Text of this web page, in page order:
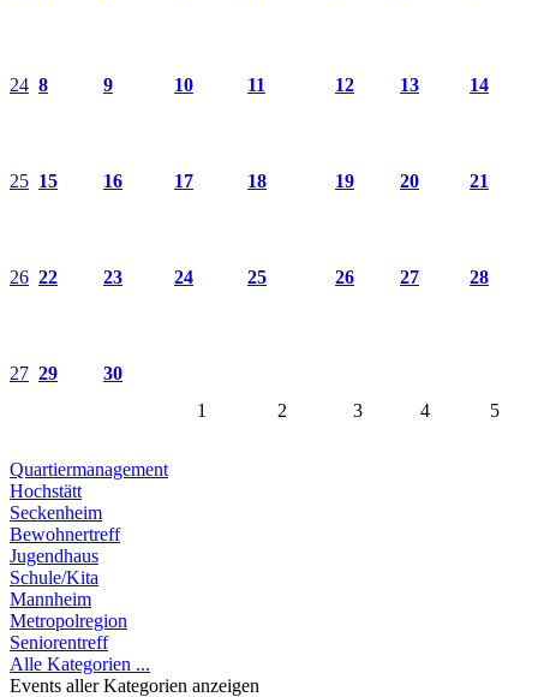
24 8 9 10 11 12 13 14
25 15 16 17 18 19 20 21
26 22 23 24 25 26 27 28
27 29
30
1
2 3 4 5
Quartiermanagement
Hochstätt
Seckenheim
Bewohnertreff
Jugendhaus
Schule/Kita
Mannheim
Metropolregion
Seniorentreff
Alle Kategorien ...
Events aller Kategorien anzeigen